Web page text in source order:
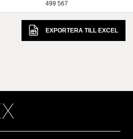
499 567
EXPORTERA TILL EXCEL